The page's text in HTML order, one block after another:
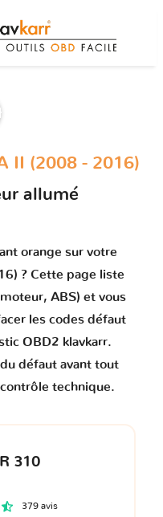
II (2008 - 2016)
allumé
orange sur votre
? Cette page liste
ABS) et vous
les codes défaut
OBD2 klavkarr.
défaut avant tout
technique.
310
379 avis